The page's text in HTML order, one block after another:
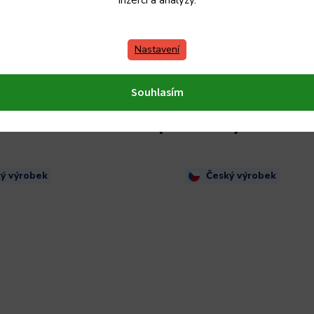
Nastavení
Souhlasím
výrobek Český výrobek